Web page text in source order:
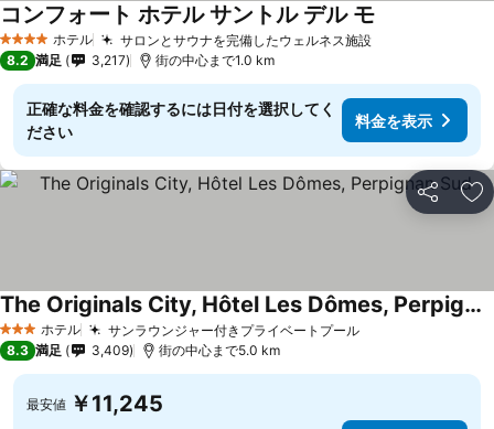
4 ホテルのランク
ホテル サロンとサウナを完備したウェルネス施設料金を表示
コンフォート ホテル サントル デル モ
8.2 満足 3,217 街の中心まで1.0 km
正確な料金を確認するには日付を選択してく
ださい
料金を表示
シェア お
3 ホテルのランク
ホテル サンラウンジャー付きプライベートプール料金を表示
The Originals City, Hôtel Les Dômes, Perpignan Sud
料金を表示
8.3 満足 3,409 街の中心まで5.0 km
最安値 ￥11,245